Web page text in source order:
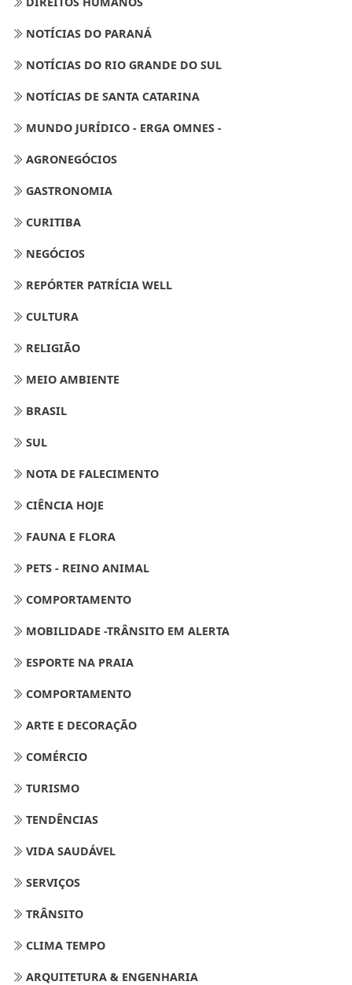
NOTÍCIAS DO PARANÁ
NOTÍCIAS DO RIO GRANDE DO SUL
NOTÍCIAS DE SANTA CATARINA
MUNDO JURÍDICO - ERGA OMNES -
AGRONEGÓCIOS
GASTRONOMIA
CURITIBA
NEGÓCIOS
REPÓRTER PATRÍCIA WELL
CULTURA
RELIGIÃO
MEIO AMBIENTE
BRASIL
SUL
NOTA DE FALECIMENTO
CIÊNCIA HOJE
FAUNA E FLORA
PETS - REINO ANIMAL
COMPORTAMENTO
MOBILIDADE -TRÂNSITO EM ALERTA
ESPORTE NA PRAIA
COMPORTAMENTO
ARTE E DECORAÇÃO
COMÉRCIO
TURISMO
TENDÊNCIAS
VIDA SAUDÁVEL
SERVIÇOS
TRÂNSITO
CLIMA TEMPO
ARQUITETURA & ENGENHARIA